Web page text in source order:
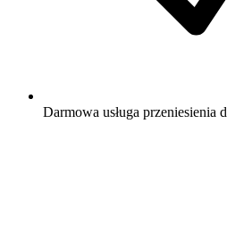
Darmowa usługa przeniesienia